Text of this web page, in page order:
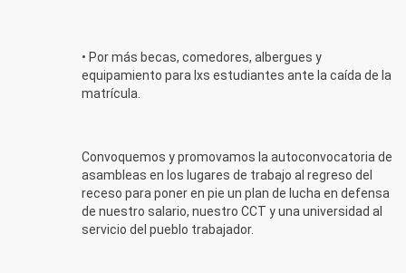
• Por más becas, comedores, albergues y
equipamiento para lxs estudiantes ante la caída de la
matrícula.
Convoquemos y promovamos la autoconvocatoria de
asambleas en los lugares de trabajo al regreso del
receso para poner en pie un plan de lucha en defensa
de nuestro salario, nuestro CCT y una universidad al
servicio del pueblo trabajador.